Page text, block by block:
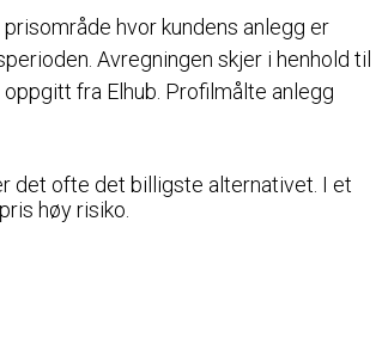
hvor kundens anlegg er
Avregningen skjer i henhold til
fra Elhub. Profilmålte anlegg
det ofte det billigste alternativet. I et
høy risiko.